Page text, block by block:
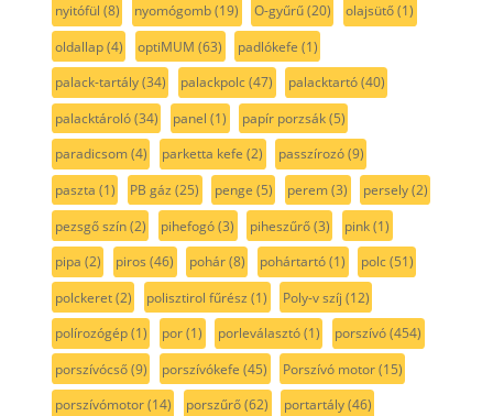
nyitófül (8) nyomógomb(19) O-gyűrű(20) olajsütő(1)
oldallap(4) optiMUM (63) padlókefe (1)
palack-tartály(34) palackpolc(47) palacktartó(40)
palacktároló(34) panel (1) papír porzsák(5)
paradicsom(4) parketta kefe (2) passzírozó(9)
paszta (1) PB gáz (25) penge (5) perem(3) persely(2)
pezsgő szín(2) pihefogó(3) piheszűrő(3) pink(1)
pipa (2) piros (46) pohár(8) pohártartó(1) polc(51)
polckeret(2) polisztirol fűrész (1) Poly-v szíj (12)
polírozógép(1) por(1) porleválasztó(1) porszívó(454)
porszívócső(9) porszívókefe (45) Porszívó motor(15)
porszívómotor(14) porszűrő(62) portartály(46)